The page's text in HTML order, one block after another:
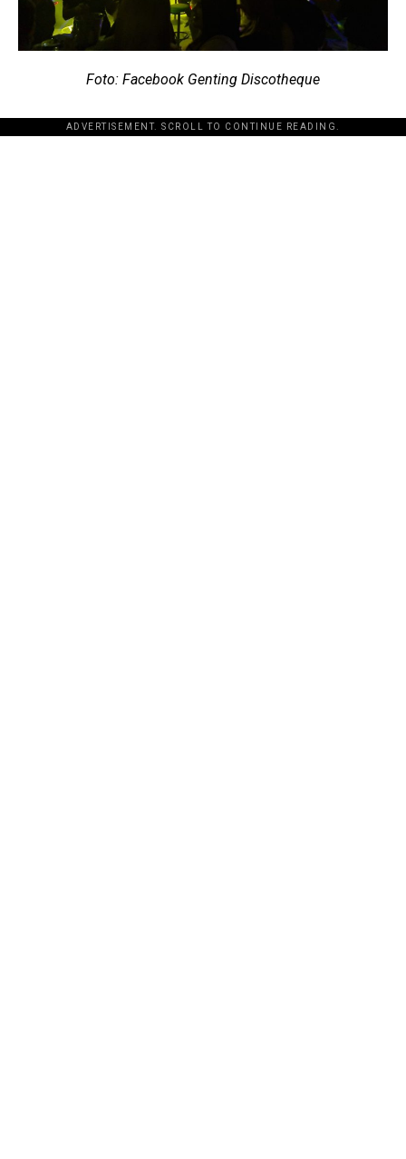
Foto: Facebook Genting Discotheque
ADVERTISEMENT. SCROLL TO CONTINUE READING.